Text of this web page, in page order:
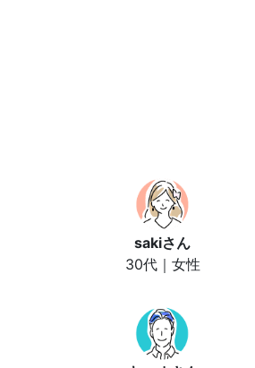
sakiさん
30代｜女性